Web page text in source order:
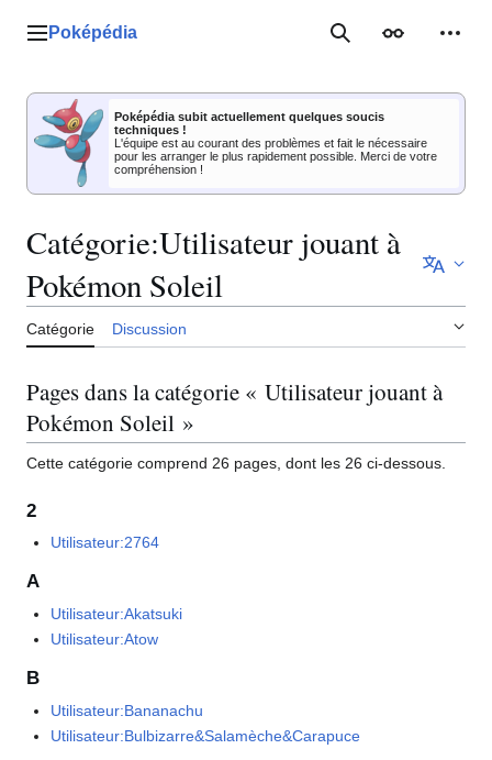
Menu principal
Poképédia RechercherApparence
Poképédia subit actuellement quelques soucis
techniques !
L'équipe est au courant des problèmes et fait le nécessaire
pour les arranger le plus rapidement possible. Merci de votre
compréhension !
Catégorie:Utilisateur jouant à
Pokémon Soleil
Catégorie Discussion
Pages dans la catégorie « Utilisateur jouant à
Pokémon Soleil »
Cette catégorie comprend 26 pages, dont les 26 ci-dessous.
2
Utilisateur:2764
A
Utilisateur:Akatsuki
Utilisateur:Atow
B
Utilisateur:Bananachu
Utilisateur:Bulbizarre&Salamèche&Carapuce